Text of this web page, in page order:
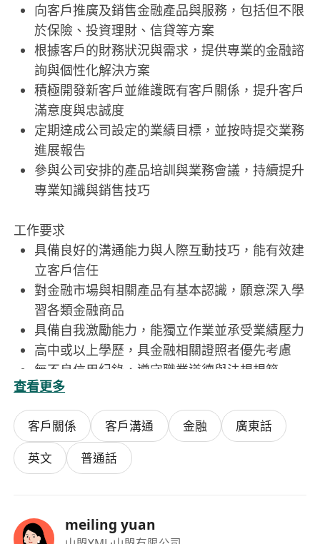
向客戶推廣及銷售金融產品與服務，包括但不限
於保險、投資理財、信貸等方案
根據客戶的財務狀況與需求，提供專業的金融諮
詢與個性化解決方案
積極開發新客戶並維護既有客戶關係，提升客戶
滿意度與忠誠度
定期達成公司設定的業績目標，並按時提交業務
進展報告
參與公司安排的產品培訓與業務會議，持續提升
專業知識與銷售技巧
工作要求
具備良好的溝通能力與人際互動技巧，能有效建
立客戶信任
對金融市場與相關產品有基本認識，願意深入學
習各類金融商品
具備自我激勵能力，能獨立作業並承受業績壓力
高中或以上學歷，具金融相關證照者優先考慮
無不良信用紀錄，遵守職業道德與法規規範
查看更多
客戶關係 客戶溝通 金融
廣東話
英文
普通話
meiling yuan